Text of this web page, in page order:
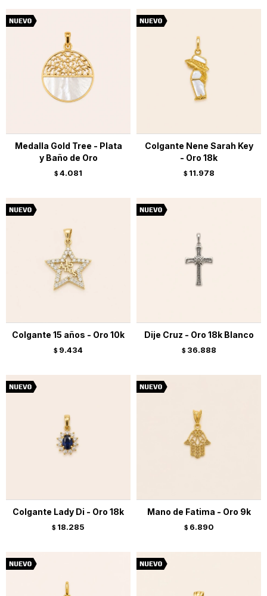
Medalla Gold Tree - Plata
y Baño de Oro
$ 4.081
Colgante Nene Sarah Key
- Oro 18k
$ 11.978
Colgante 15 años - Oro 10k
$ 9.434
Dije Cruz - Oro 18k Blanco
$ 36.888
Colgante Lady Di - Oro 18k
$ 18.285
Mano de Fatima - Oro 9k
$ 6.890